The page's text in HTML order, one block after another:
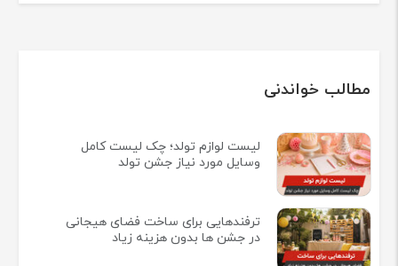
مطالب خواندنی
لیست لوازم تولد؛ چک لیست کامل
وسایل مورد نیاز جشن تولد
ترفندهایی برای ساخت فضای هیجانی
در جشن ها بدون هزینه زیاد